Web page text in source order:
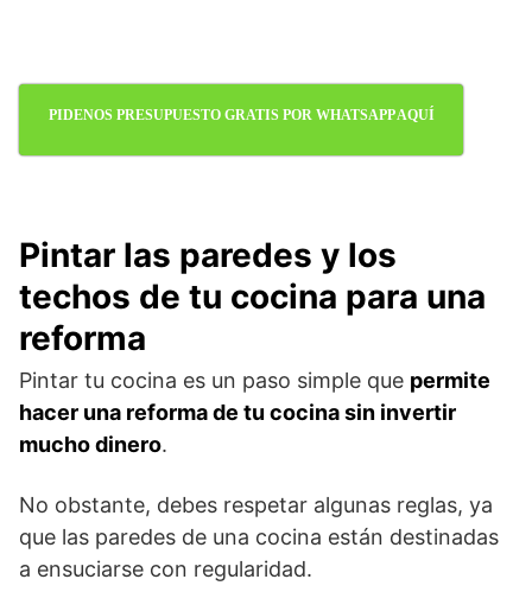
PIDENOS PRESUPUESTO GRATIS POR WHATSAPP AQUÍ
Pintar las paredes y los
techos de tu cocina para una
reforma
Pintar tu cocina es un paso simple que permite
hacer una reforma de tu cocina sin invertir
mucho dinero.
No obstante, debes respetar algunas reglas, ya
que las paredes de una cocina están destinadas
a ensuciarse con regularidad.